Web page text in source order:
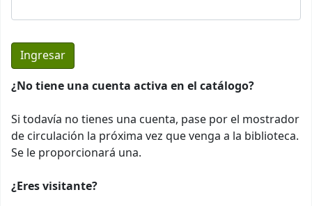
¿No tiene una cuenta activa en el catálogo?
Si todavía no tienes una cuenta, pase por el mostrador
de circulación la próxima vez que venga a la biblioteca.
Se le proporcionará una.
¿Eres visitante?